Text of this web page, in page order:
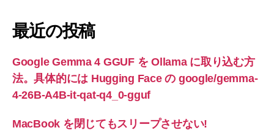
最近の投稿
Google Gemma 4 GGUF を Ollama に取り込む方
法。具体的には Hugging Face の google/gemma-
4-26B-A4B-it-qat-q4_0-gguf
MacBook を閉じてもスリープさせない!